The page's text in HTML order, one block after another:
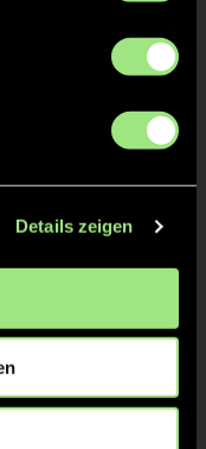
Details zeigen